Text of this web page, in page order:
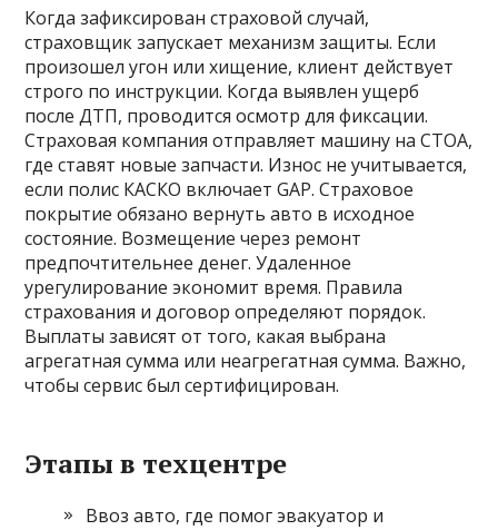
Когда зафиксирован страховой случай,
страховщик запускает механизм защиты. Если
произошел угон или хищение, клиент действует
строго по инструкции. Когда выявлен ущерб
после ДТП, проводится осмотр для фиксации.
Страховая компания отправляет машину на СТОА,
где ставят новые запчасти. Износ не учитывается,
если полис КАСКО включает GAP. Страховое
покрытие обязано вернуть авто в исходное
состояние. Возмещение через ремонт
предпочтительнее денег. Удаленное
урегулирование экономит время. Правила
страхования и договор определяют порядок.
Выплаты зависят от того, какая выбрана
агрегатная сумма или неагрегатная сумма. Важно,
чтобы сервис был сертифицирован.
Этапы в техцентре
Ввоз авто, где помог эвакуатор и